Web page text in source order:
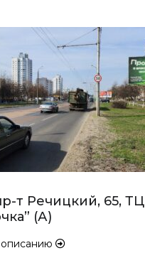
т Речицкий, 65, ТЦ
(А)